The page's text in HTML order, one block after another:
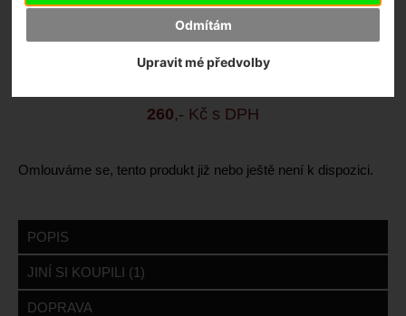
Odmítám
Upravit mé předvolby
Výrobce:
Lizard Skins
DDMDS100
kontaktujte nás
260,- Kč s DPH
Omlouváme se, tento produkt již nebo ještě není k dispozici.
POPIS
JINÍ SI KOUPILI (1)
DOPRAVA